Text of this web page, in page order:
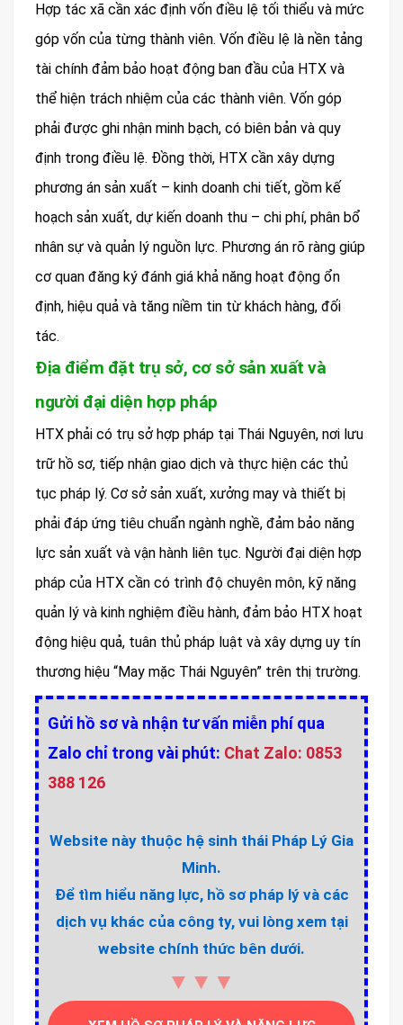
Hợp tác xã cần xác định vốn điều lệ tối thiểu và mức
góp vốn của từng thành viên. Vốn điều lệ là nền tảng
tài chính đảm bảo hoạt động ban đầu của HTX và
thể hiện trách nhiệm của các thành viên. Vốn góp
phải được ghi nhận minh bạch, có biên bản và quy
định trong điều lệ. Đồng thời, HTX cần xây dựng
phương án sản xuất – kinh doanh chi tiết, gồm kế
hoạch sản xuất, dự kiến doanh thu – chi phí, phân bổ
nhân sự và quản lý nguồn lực. Phương án rõ ràng giúp
cơ quan đăng ký đánh giá khả năng hoạt động ổn
định, hiệu quả và tăng niềm tin từ khách hàng, đối
tác.
Địa điểm đặt trụ sở, cơ sở sản xuất và
người đại diện hợp pháp
HTX phải có trụ sở hợp pháp tại Thái Nguyên, nơi lưu
trữ hồ sơ, tiếp nhận giao dịch và thực hiện các thủ
tục pháp lý. Cơ sở sản xuất, xưởng may và thiết bị
phải đáp ứng tiêu chuẩn ngành nghề, đảm bảo năng
lực sản xuất và vận hành liên tục. Người đại diện hợp
pháp của HTX cần có trình độ chuyên môn, kỹ năng
quản lý và kinh nghiệm điều hành, đảm bảo HTX hoạt
động hiệu quả, tuân thủ pháp luật và xây dựng uy tín
thương hiệu “May mặc Thái Nguyên” trên thị trường.
Gửi hồ sơ và nhận tư vấn miễn phí qua
Zalo chỉ trong vài phút: Chat Zalo: 0853
388 126
Website này thuộc hệ sinh thái Pháp Lý Gia
Minh.
Để tìm hiểu năng lực, hồ sơ pháp lý và các
dịch vụ khác của công ty, vui lòng xem tại
website chính thức bên dưới.
▼▼▼